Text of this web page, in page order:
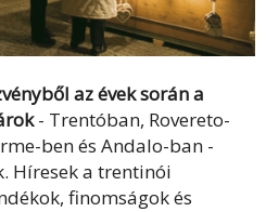
az évek során a
- Trentóban, Rovereto-
ben és Andalo-ban -
Híresek a trentinói
finomságok és